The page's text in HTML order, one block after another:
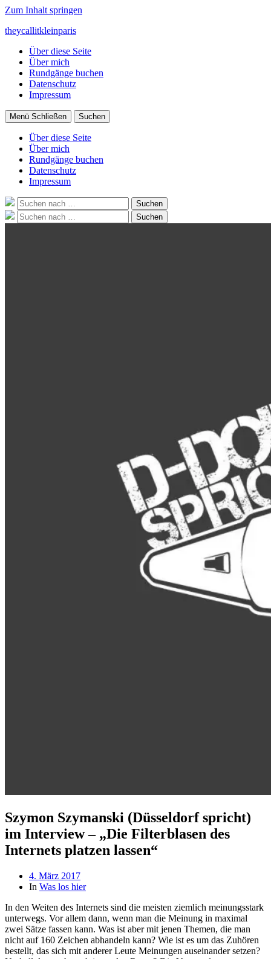
Zum Inhalt springen
theycallitkleinparis
Über diese Seite
Über mich
Rundgänge buchen
Datenschutz
Impressum
Menü Schließen Suchen
Über diese Seite
Über mich
Rundgänge buchen
Datenschutz
Impressum
Suche
nach:
Suchen
Suche
nach:
Suchen
Szymon Szymanski (Düsseldorf spricht)
im Interview – „Die Filterblasen des
Internets platzen lassen“
Beitragsdatum
4. März 2017
In Was los hier
In den Weiten des Internets sind die meisten ziemlich meinungsstark
unterwegs. Vor allem dann, wenn man die Meinung in maximal
zwei Sätze fassen kann. Was ist aber mit jenen Themen, die man
nicht auf 160 Zeichen abhandeln kann? Wie ist es um das Zuhören
bestellt, das sich mit anderer Leute Meinungen auseinander setzen?